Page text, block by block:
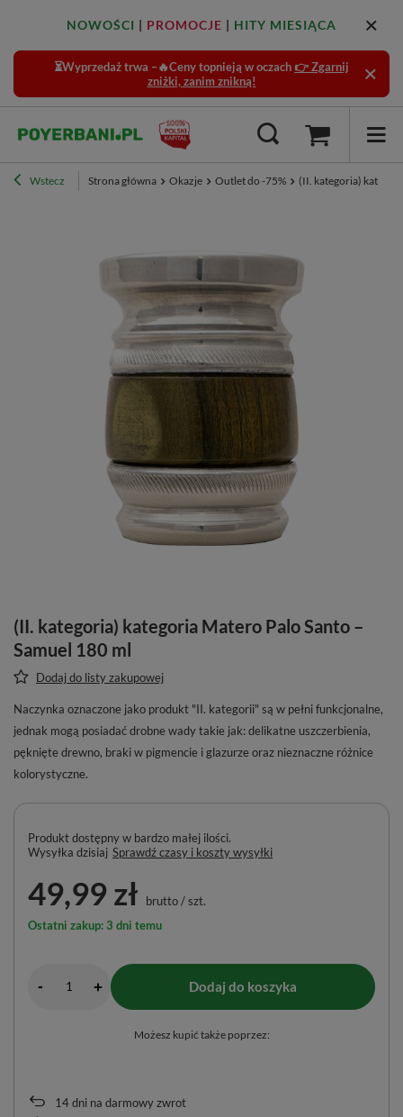
NOWOŚCI | PROMOCJE | HITY MIESIĄCA
⏳Wyprzedaż trwa –🔥Ceny topnieją w oczach 👉 Zgarnij
zniżki, zanim znikną!
Wstecz Strona główna Okazje Outlet do -75% (II. kategoria)
(II. kategoria) kategoria Matero Palo Santo –
Samuel 180 ml
Dodaj do listy zakupowej
Naczynka oznaczone jako produkt "II. kategorii" są w pełni funkcjonalne,
jednak mogą posiadać drobne wady takie jak: delikatne uszczerbienia,
pęknięte drewno, braki w pigmencie i glazurze oraz nieznaczne różnice
kolorystyczne.
14dni na darmowy zwrot
Produkt dostępny w bardzo małej ilości
Wysyłka dzisiaj Sprawdź czasy i koszty wysyłki
49,99 zł brutto/szt.
Ostatni zakup: 3 dni temu
- + Dodaj do koszyka
Możesz kupić także poprzez: